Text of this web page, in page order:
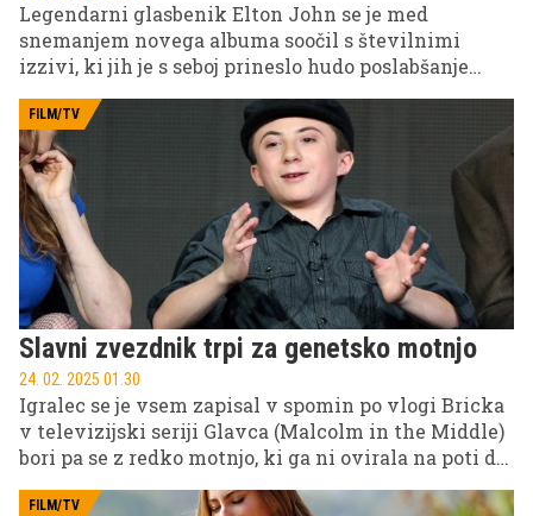
Legendarni glasbenik Elton John se je med
snemanjem novega albuma soočil s številnimi
izzivi, ki jih je s seboj prineslo hudo poslabšanje
FILM/TV
Slavni zvezdnik trpi za genetsko motnjo
24. 02. 2025 01.30
Igralec se je vsem zapisal v spomin po vlogi Bricka
v televizijski seriji Glavca (Malcolm in the Middle)
bori pa se z redko motnjo, ki ga ni ovirala na poti do
slave.
FILM/TV